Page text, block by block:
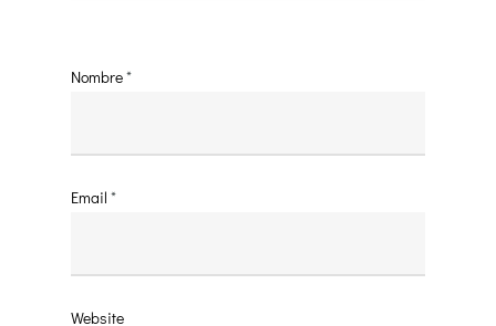
Nombre*
Email *
Website